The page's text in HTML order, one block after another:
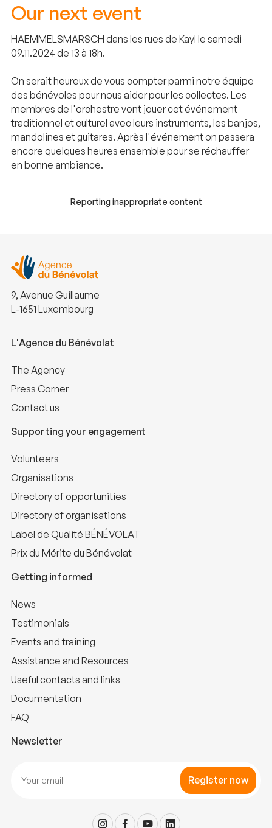
Our next event
HAEMMELSMARSCH dans les rues de Kayl le samedi
09.11.2024 de 13 à 18h.
On serait heureux de vous compter parmi notre équipe
des bénévoles pour nous aider pour les collectes. Les
membres de l'orchestre vont jouer cet événement
traditionnel et culturel avec leurs instruments, les banjos,
mandolines et guitares. Après l'événement on passera
encore quelques heures ensemble pour se réchauffer
en bonne ambiance.
Reporting inappropriate content
9, Avenue Guillaume
L-1651 Luxembourg
L'Agence du Bénévolat
The Agency
Press Corner
Contact us
Supporting your engagement
Volunteers
Organisations
Directory of opportunities
Directory of organisations
Label de Qualité BÉNÉVOLAT
Prix du Mérite du Bénévolat
Getting informed
News
Testimonials
Events and training
Assistance and Resources
Useful contacts and links
Documentation
FAQ
Newsletter
Register now